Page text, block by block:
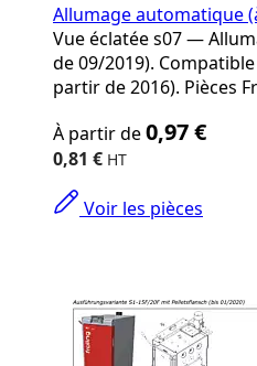
Allumage automatique
Vue éclatée s07 —
de 09/2019).
partir de 2016). Pièces
price
depends
the
the
product
page
À partir de0,97 €
0,81 €
Voir les pièces